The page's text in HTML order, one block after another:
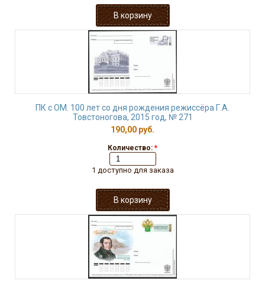
ПК с ОМ. 100 лет со дня рождения режиссёра Г.А.
Товстоногова, 2015 год, № 271
190,00 руб.
Количество: *
1 доступно для заказа